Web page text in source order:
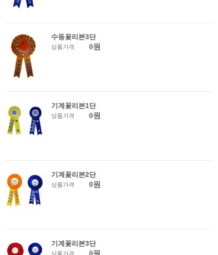
수동꽃리본3단
상품가격 0원
기계꽃리본1단
상품가격 0원
기계꽃리본2단
상품가격 0원
기계꽃리본3단
상품가격 0원